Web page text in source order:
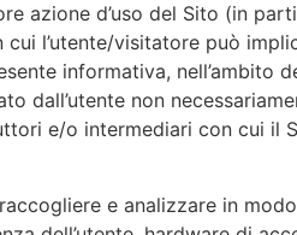
azione d’uso del Sito (in
l’utente/visitatore può
informativa, nell’ambito
dall’utente non
e/o intermediari con cui il
e analizzare in